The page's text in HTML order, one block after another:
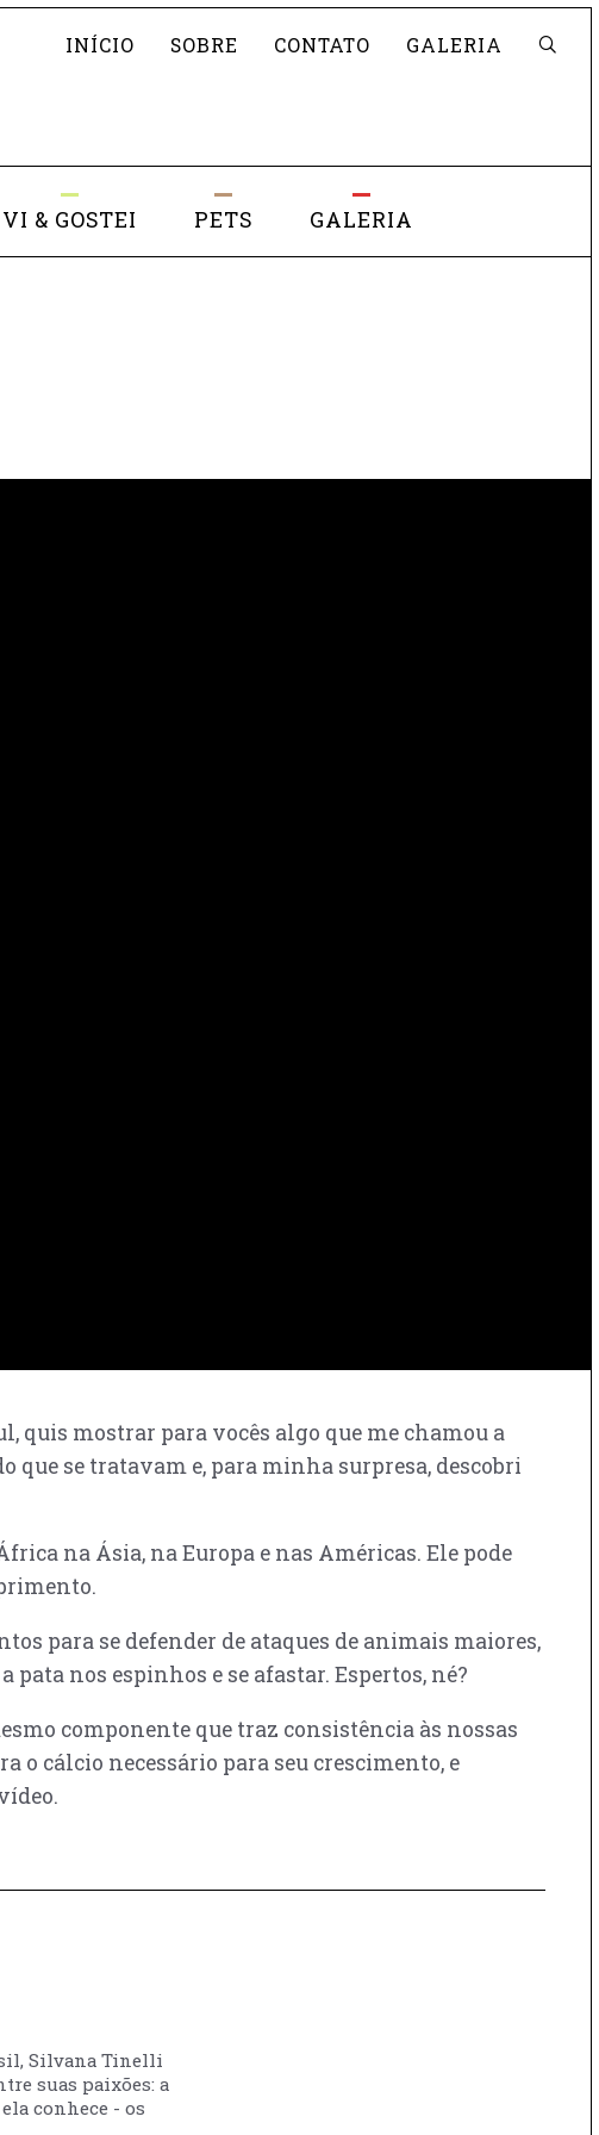
Pesquisar
INÍCIO
SOBRE CONTATO GALERIA
VI & GOSTEI PETS GALERIA
quis mostrar para vocês algo que me chamou a
que se tratavam e, para minha surpresa, descobri
na Ásia, na Europa e nas Américas. Ele pode
para se defender de ataques de animais maiores,
nos espinhos e se afastar. Espertos, né?
componente que traz consistência às nossas
o cálcio necessário para seu crescimento, e
Silvana Tinelli
suas paixões: a
conhece - os